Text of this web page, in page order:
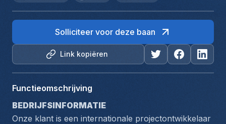
Link kopiëren
Solliciteer voor deze baan
Functieomschrijving
BEDRIJFSINFORMATIE
Onze klant is een internationale projectontwikkelaar